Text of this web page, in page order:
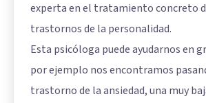
experta en el tratamiento concreto
trastornos de la personalidad.
Esta psicóloga puede ayudarnos en
por ejemplo nos encontramos
trastorno de la ansiedad, una muy